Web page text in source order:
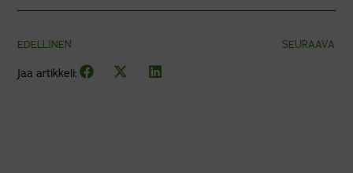
EDELLINEN SEURAAVA
Jaa artikkeli: